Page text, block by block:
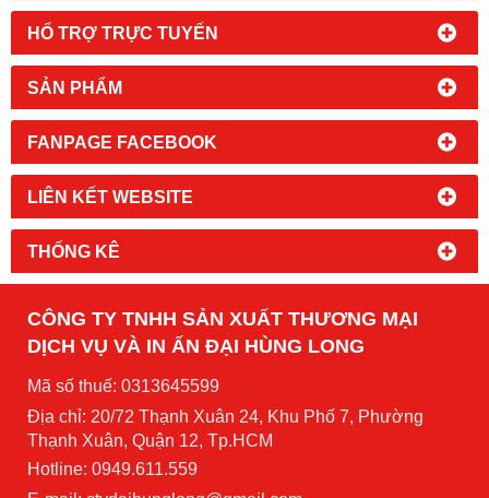
HỔ TRỢ TRỰC TUYẾN
SẢN PHẨM
FANPAGE FACEBOOK
LIÊN KẾT WEBSITE
THỐNG KÊ
CÔNG TY TNHH SẢN XUẤT THƯƠNG MẠI
DỊCH VỤ VÀ IN ẤN ĐẠI HÙNG LONG
Mã số thuế: 0313645599
Địa chỉ: 20/72 Thạnh Xuân 24, Khu Phố 7, Phường
Thạnh Xuân, Quận 12, Tp.HCM
Hotline: 0949.611.559